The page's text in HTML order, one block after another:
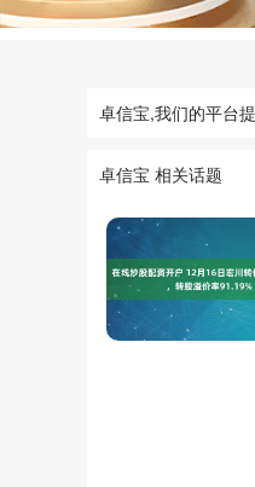
卓信宝,我们的平台
卓信宝 相关话题